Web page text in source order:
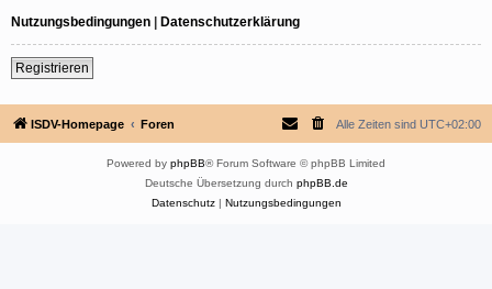
Nutzungsbedingungen | Datenschutzerklärung
Registrieren
ISDV-Homepage Foren Alle Zeiten sind UTC+02:00
Powered by phpBB® Forum Software © phpBB Limited
Deutsche Übersetzung durch phpBB.de
Datenschutz| Nutzungsbedingungen